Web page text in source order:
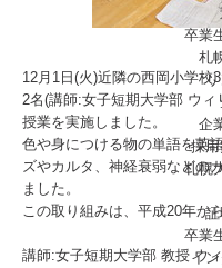
卒業
札
企
採
札幌
卒業
イ
12月1日(火)近隣の西岡小学校
2名(講師:女子短期大学部 ウ
授業を実施しました。
色や身につける物の単語を英
ズやカルタ、神経衰弱などの
ました。
この取り組みは、平成20年か
講師:女子短期大学部 教授 ウ